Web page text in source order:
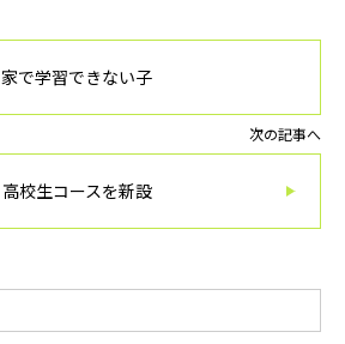
家で学習できない子
次の記事へ
高校生コースを新設